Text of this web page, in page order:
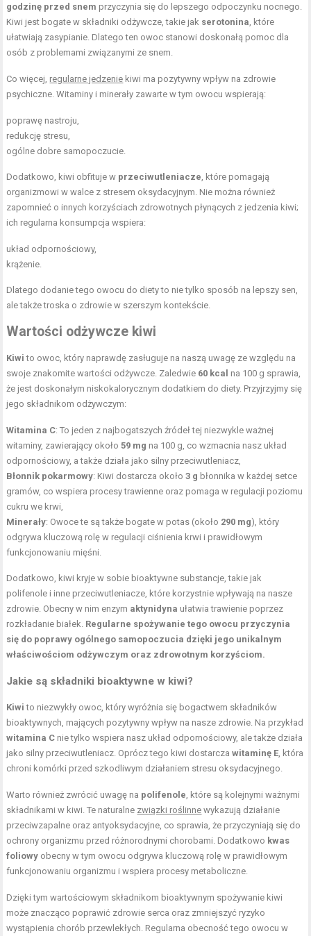
godzinę przed snem przyczynia się do lepszego odpoczynku nocnego.
Kiwi jest bogate w składniki odżywcze, takie jak serotonina , które
ułatwiają zasypianie. Dlatego ten owoc stanowi doskonałą pomoc dla
osób z problemami związanymi ze snem.
Co więcej, regularne jedzenie kiwi ma pozytywny wpływ na zdrowie
psychiczne. Witaminy i minerały zawarte w tym owocu wspierają:
poprawę nastroju,
redukcję stresu,
ogólne dobre samopoczucie.
Dodatkowo, kiwi obfituje w przeciwutleniacze , które pomagają
organizmowi w walce z stresem oksydacyjnym. Nie można również
zapomnieć o innych korzyściach zdrowotnych płynących z jedzenia kiwi;
ich regularna konsumpcja wspiera:
układ odpornościowy,
krążenie.
Dlatego dodanie tego owocu do diety to nie tylko sposób na lepszy sen,
ale także troska o zdrowie w szerszym kontekście.
Wartości odżywcze kiwi
Kiwi to owoc, który naprawdę zasługuje na naszą uwagę ze względu na
swoje znakomite wartości odżywcze. Zaledwie 60 kcal na 100 g sprawia,
że jest doskonałym niskokalorycznym dodatkiem do diety. Przyjrzyjmy się
jego składnikom odżywczym:
Witamina C: To jeden z najbogatszych źródeł tej niezwykle ważnej
witaminy, zawierający około59 mg na 100 g, co wzmacnia nasz układ
odpornościowy, a także działa jako silny przeciwutleniacz,
Błonnik pokarmowy: Kiwi dostarcza około3 g błonnika w każdej setce
gramów, co wspiera procesy trawienne oraz pomaga w regulacji poziomu
cukru we krwi,
Minerały: Owoce te są także bogate w potas (około 290 mg), który
odgrywa kluczową rolę w regulacji ciśnienia krwi i prawidłowym
funkcjonowaniu mięśni.
Dodatkowo, kiwi kryje w sobie bioaktywne substancje, takie jak
polifenole i inne przeciwutleniacze, które korzystnie wpływają na nasze
zdrowie. Obecny w nim enzym aktynidyna ułatwia trawienie poprzez
rozkładanie białek. Regularne spożywanie tego owocu przyczynia
się do poprawy ogólnego samopoczucia dzięki jego unikalnym
właściwościom odżywczym oraz zdrowotnym korzyściom.
Jakie są składniki bioaktywne w kiwi?
Kiwi to niezwykły owoc, który wyróżnia się bogactwem składników
bioaktywnych, mających pozytywny wpływ na nasze zdrowie. Na przykład
witamina C nie tylko wspiera nasz układ odpornościowy, ale także działa
jako silny przeciwutleniacz. Oprócz tego kiwi dostarczawitaminę E , która
chroni komórki przed szkodliwym działaniem stresu oksydacyjnego.
Warto również zwrócić uwagę na polifenole , które są kolejnymi ważnymi
składnikami w kiwi. Te naturalne związki roślinne wykazują działanie
przeciwzapalne oraz antyoksydacyjne, co sprawia, że przyczyniają się do
ochrony organizmu przed różnorodnymi chorobami. Dodatkowo kwas
foliowy obecny w tym owocu odgrywa kluczową rolę w prawidłowym
funkcjonowaniu organizmu i wspiera procesy metaboliczne.
Dzięki tym wartościowym składnikom bioaktywnym spożywanie kiwi
może znacząco poprawić zdrowie serca oraz zmniejszyć ryzyko
wystąpienia chorób przewlekłych. Regularna obecność tego owocu w